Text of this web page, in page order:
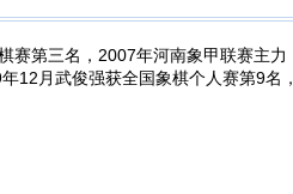
赛第三名，2007年河南象甲联赛主力
12月武俊强获全国象棋个人赛第9名，